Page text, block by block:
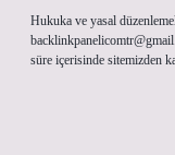
Hukuka ve yasal
süre içerisinde sitemizden